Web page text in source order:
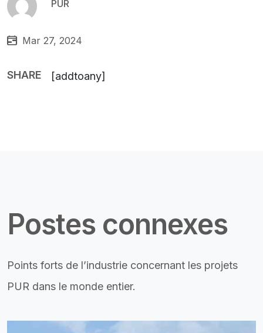
PUR
Mar 27, 2024
SHARE [addtoany]
Postes connexes
Points forts de l’industrie concernant les projets
PUR dans le monde entier.